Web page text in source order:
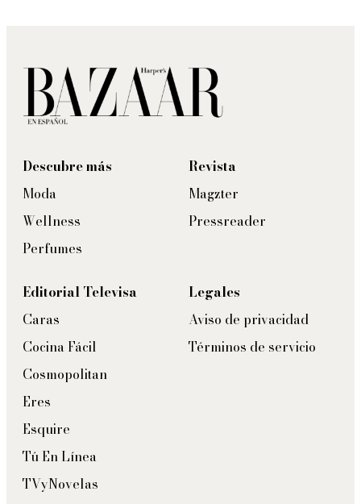
Descubre más
Moda
Wellness
Perfumes
Revista
Magzter
Pressreader
Editorial Televisa
Caras
Cocina Fácil
Cosmopolitan
Eres
Esquire
Tú En Línea
TVyNovelas
Legales
Aviso de privacidad
Términos de servicio